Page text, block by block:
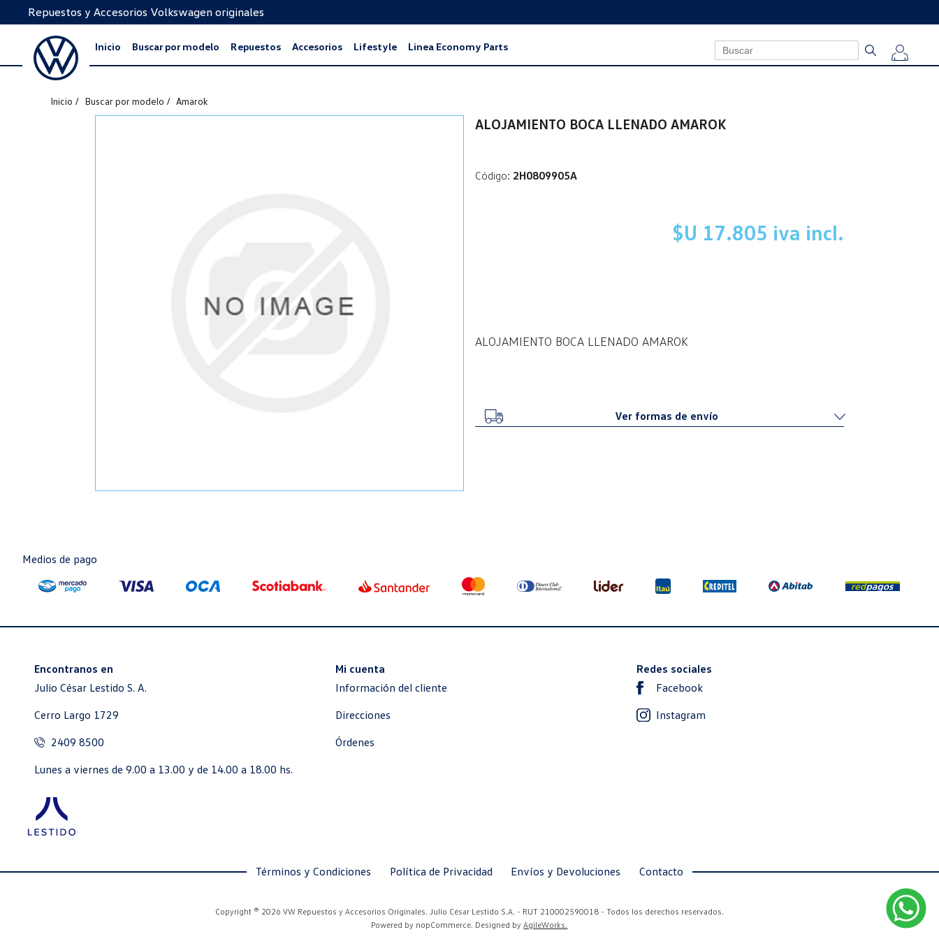
Repuestos y Accesorios Volkswagen originales
Inicio Buscar por modelo Repuestos Accesorios Lifestyle Linea Economy Parts
Inicio Buscar por modelo Amarok
ALOJAMIENTO BOCA LLENADO AMAROK
Código: 2H0809905A
$U 17.805 iva incl.
ALOJAMIENTO BOCA LLENADO AMAROK
Ver formas de envío
Medios de pago
Encontranos en
Julio César Lestido S. A.
Cerro Largo 1729
2409 8500
Lunes a viernes de 9.00 a 13.00 y de 14.00 a 18.00 hs.
Mi cuenta
Información del cliente
Direcciones
Órdenes
Redes sociales
Facebook
Instagram
Términos y Condiciones Política de Privacidad Envíos y Devoluciones Contacto
Copyright ® 2026 VW Repuestos y Accesorios Originales. Julio César Lestido S.A. - RUT 210002590018 - Todos los derechos reservados.
Powered by nopCommerce. Designed byAgileWorks.